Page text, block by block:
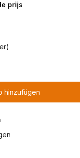
prijs
hinzufügen